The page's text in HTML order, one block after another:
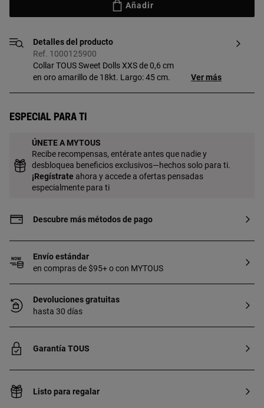
Añadir
Detalles del producto
Ref. 1000125900
Collar TOUS Sweet Dolls XXS de 0,6 cm
en oro amarillo de 18kt. Largo: 45 cm.
Ver más
Especial para ti
ÚNETE A MYTOUS
Recibe recompensas, entérate antes que nadie y
desbloquea beneficios exclusivos—hechos solo para ti.
¡Regístrate ahora y accede a ofertas pensadas
especialmente para ti
Descubre más métodos de pago
Envío estándar
en compras de $95+ o con MYTOUS
Devoluciones gratuitas
hasta 30 días
Garantía TOUS
Listo para regalar